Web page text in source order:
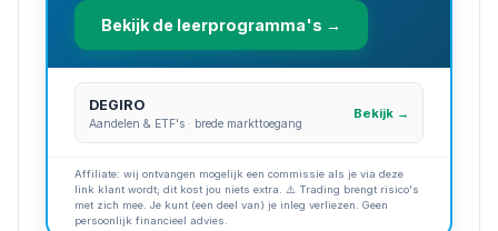
Bekijk de leerprogramma's →
DEGIRO
Aandelen & ETF's · brede markttoegang
Bekijk →
Affiliate: wij ontvangen mogelijk een commissie als je via deze
link klant wordt; dit kost jou niets extra. ⚠️ Trading brengt risico's
met zich mee. Je kunt (een deel van) je inleg verliezen. Geen
persoonlijk financieel advies.